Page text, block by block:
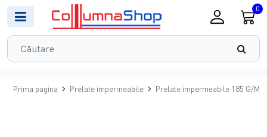
0
Prima pagina Prelate impermeabile Prelate impermeabile 185 G/MP